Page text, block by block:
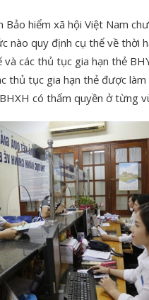
Bảo hiểm xã hội Việt Nam
nào quy định cụ thể về thời
các thủ tục gia hạn thẻ
thủ tục gia hạn thẻ được
có thẩm quyền ở từng